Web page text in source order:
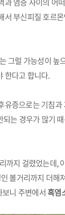
서 부신피질 호르
그럴 가능성이 높
한다고 합니다.
유증으로는 기침과
되는 경우가 많기
까지 걸렸었는데,
볼거리까지 더해
니 주변에서흑염